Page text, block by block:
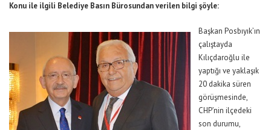
Konu ile ilgili Belediye Basın Bürosundan verilen bilgi şöyle:
Başkan Posbıyık’ın
çalıştayda
Kılıçdaroğlu ile
yaptığı ve yaklaşık
20 dakika süren
görüşmesinde,
CHP’nin ilçedeki
son durumu,